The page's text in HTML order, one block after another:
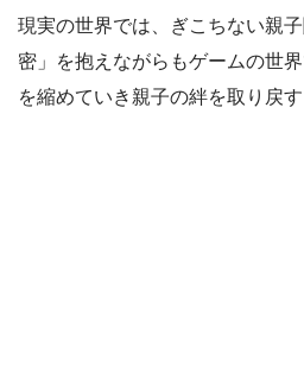
現実の世界では、ぎこちない親
密」を抱えながらもゲームの世
を縮めていき親子の絆を取り戻